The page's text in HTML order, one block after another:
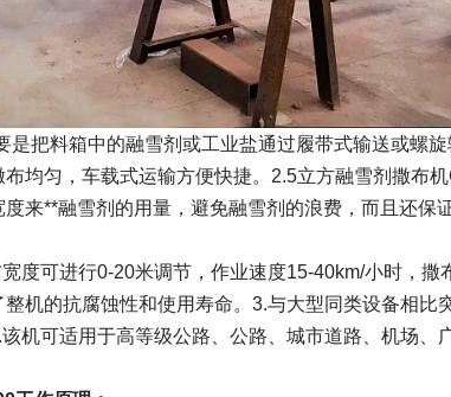
是把料箱中的融雪剂或工业盐通过履带式输送或螺
均匀，车载式运输方便快捷。2.5立方融雪剂撒布
来**融雪剂的用量，避免融雪剂的浪费，而且还保
度可进行0-20米调节，作业速度15-40km/小时，撒
机的抗腐蚀性和使用寿命。3.与大型同类设备相比
机可适用于高等级公路、公路、城市道路、机场、